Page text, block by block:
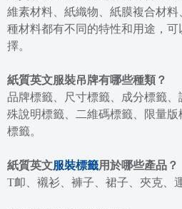
維素材料、紙織物、紙膜複合材
種材料都有不同的特性和用途，
擇。
紙質英文服裝吊牌有哪些種類？
品牌標籤、尺寸標籤、成分標籤
殊說明標籤、二維碼標籤、限量
標籤。
紙質英文服裝標籤用於哪些產品？
T卹、襯衫、褲子、裙子、夾克、